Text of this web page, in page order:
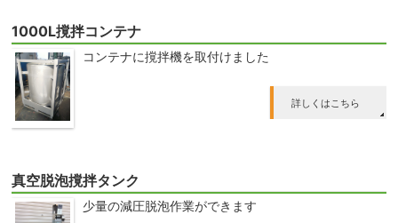
1000L撹拌コンテナ
コンテナに撹拌機を取付けました
詳しくはこちら
真空脱泡撹拌タンク
少量の減圧脱泡作業ができます